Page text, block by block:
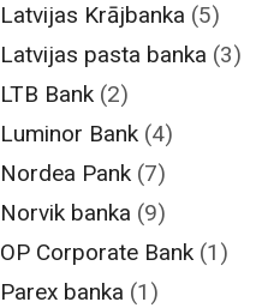
Latvijas Krājbanka (5)
Latvijas pasta banka (3)
LTB Bank (2)
Luminor Bank (4)
Nordea Pank (7)
Norvik banka (9)
OP Corporate Bank (1)
Parex banka (1)